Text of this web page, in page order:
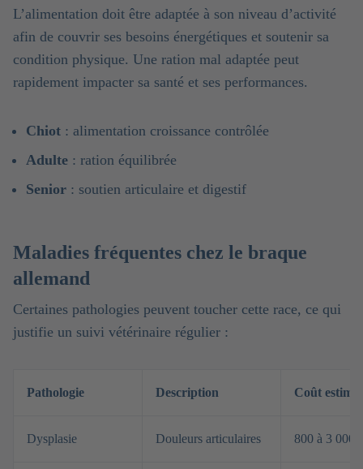
L’alimentation doit être adaptée à son niveau d’activité
afin de couvrir ses besoins énergétiques et soutenir sa
condition physique. Une ration mal adaptée peut
rapidement impacter sa santé et ses performances.
Chiot : alimentation croissance contrôlée
Adulte : ration équilibrée
Senior : soutien articulaire et digestif
Maladies fréquentes chez le braque
allemand
Certaines pathologies peuvent toucher cette race, ce qui
justifie un suivi vétérinaire régulier :
Pathologie Description Coût estimé
Dysplasie Douleurs articulaires 800 à 3 000